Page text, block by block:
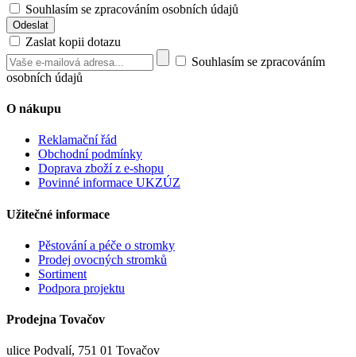
Souhlasím se zpracováním osobních údajů
Zaslat kopii dotazu
Souhlasím se zpracováním
osobních údajů
O nákupu
Reklamační řád
Obchodní podmínky
Doprava zboží z e-shopu
Povinné informace UKZÚZ
Užitečné informace
Pěstování a péče o stromky
Prodej ovocných stromků
Sortiment
Podpora projektu
Prodejna Tovačov
ulice Podvalí, 751 01 Tovačov